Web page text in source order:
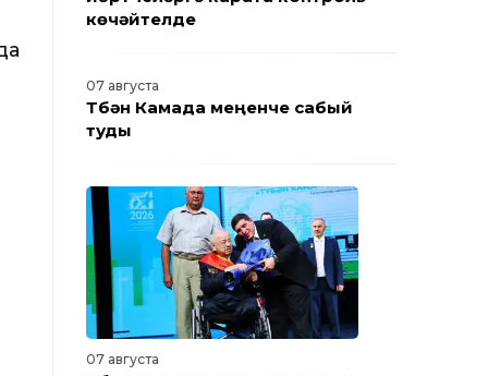
көчәйтелде
07 августа
Түбән Камада меңенче сабый
туды
07 августа